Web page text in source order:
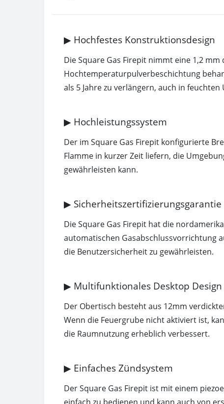
▶ Hochfestes Konstruktionsdesign
Die Square Gas Firepit nimmt eine 1,2
Hochtemperaturpulverbeschichtung
als 5 Jahre zu verlängern, auch in
▶ Hochleistungssystem
Der im Square Gas Firepit konfigurierte
Flamme in kurzer Zeit liefern, die
gewährleisten kann.
▶ Sicherheitszertifizierungsgarantie
Die Square Gas Firepit hat die
automatischen Gasabschlussvorrichtung
die Benutzersicherheit zu gewährleisten.
▶ Multifunktionales Desktop Design
Der Obertisch besteht aus 12mm
Wenn die Feuergrube nicht aktiviert ist,
die Raumnutzung erheblich verbessert.
▶ Einfaches Zündsystem
Der Square Gas Firepit ist mit einem